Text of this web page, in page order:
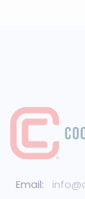
Email: